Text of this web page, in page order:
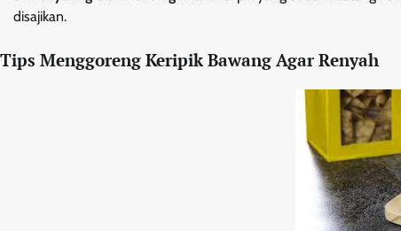
disajikan.
Tips Menggoreng Keripik Bawang Agar Renyah